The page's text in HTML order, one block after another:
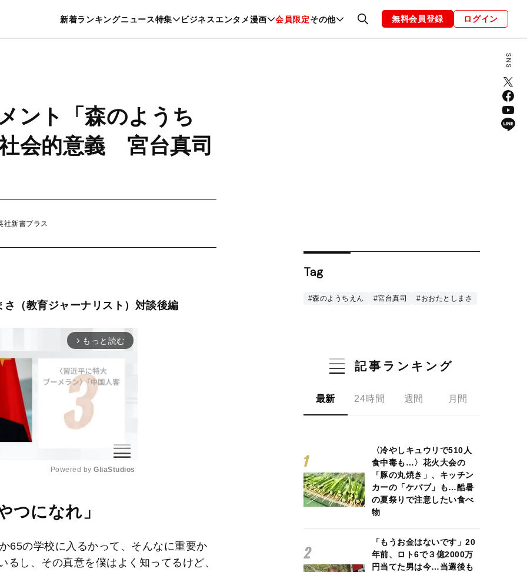
新着ランキングニュース特集 ビジネスエンタメ漫画 会員限定その他
暮らし スポーツ ヘルスケア 美容 グルメ ファッション 恋愛・結婚 編集部 お知らせ
無料会員登録 ログイン
ント「森のようち
会的意義 宮台真司
社新書プラス
（教育ジャーナリスト）対談後編
arrow_forward_ios もっと読む
e
Powered by GliaStudios
つになれ」
の学校に入るかって、そんなに重要か
し、その真意を僕はよく知ってるけど、
Tag
#森のようちえん #宮台真司 #おおたとしまさ
記事ランキング
最新 24時間 週間 月間
〈冷やしキュウリで510人
食中毒も…〉花火大会の
「豚の丸焼き」、キッチン
カーの「ケバブ」も…酷暑
の夏祭りで注意したい食べ
物
「もうお金はないです」20
年前、ロト6で３億2000万
円当てた男は今…当選後も